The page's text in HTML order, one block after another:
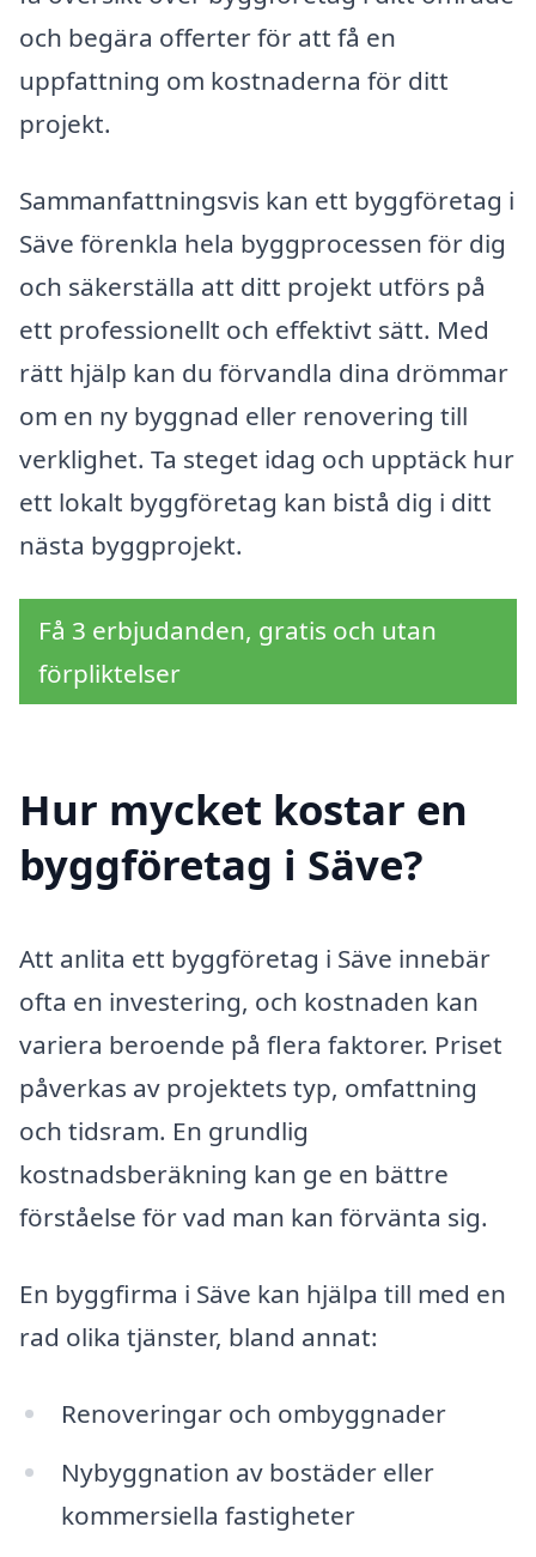
och begära offerter för att få en
uppfattning om kostnaderna för ditt
projekt.
Sammanfattningsvis kan ett byggföretag i
Säve förenkla hela byggprocessen för dig
och säkerställa att ditt projekt utförs på
ett professionellt och effektivt sätt. Med
rätt hjälp kan du förvandla dina drömmar
om en ny byggnad eller renovering till
verklighet. Ta steget idag och upptäck hur
ett lokalt byggföretag kan bistå dig i ditt
nästa byggprojekt.
Få 3 erbjudanden, gratis och utan
förpliktelser
Hur mycket kostar en
byggföretag i Säve?
Att anlita ett byggföretag i Säve innebär
ofta en investering, och kostnaden kan
variera beroende på flera faktorer. Priset
påverkas av projektets typ, omfattning
och tidsram. En grundlig
kostnadsberäkning kan ge en bättre
förståelse för vad man kan förvänta sig.
En byggfirma i Säve kan hjälpa till med en
rad olika tjänster, bland annat:
Renoveringar och ombyggnader
Nybyggnation av bostäder eller
kommersiella fastigheter